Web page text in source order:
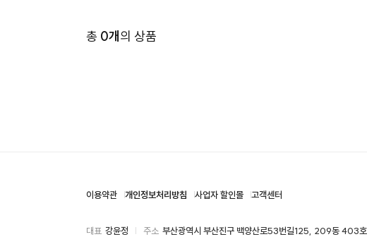
총 0개 의 상품
이용약관 개인정보처리방침 사업자 할인몰 고객센터
대표 강윤정 주소 부산광역시 부산진구 백양산로53번길125, 209동 403